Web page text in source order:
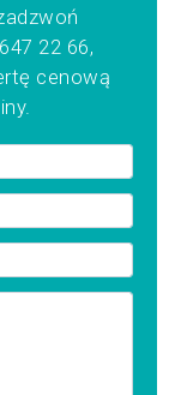
22 66,
cenową